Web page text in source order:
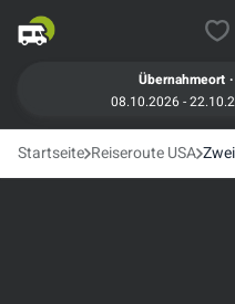
Übernahmeort .
08.10.2026 -
Startseite Reiseroute USA